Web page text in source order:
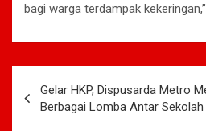
bagi warga terdampak
pos
Gelar HKP, Dispusarda Metro
Berbagai Lomba Antar Sekolah